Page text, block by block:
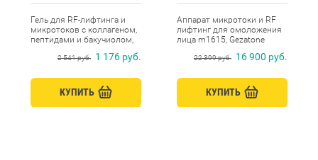
Гель для RF-лифтинга и
микротоков с коллагеном,
пептидами и бакучиолом,
2 541 руб. 1 176 руб.
КУПИТЬ
Аппарат микротоки и RF
лифтинг для омоложения
лица m1615, Gezatone
22 399 руб. 16 900 руб.
КУПИТЬ